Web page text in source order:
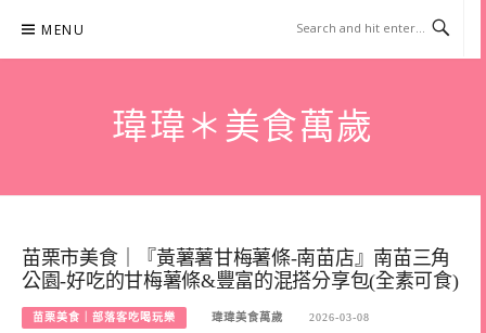
content
MENU
瑋瑋＊美食萬歲
苗栗市美食｜『黃薯薯甘梅薯條-南苗店』南苗三角
公園-好吃的甘梅薯條&豐富的混搭分享包(全素可食)
苗栗美食｜部落客吃喝玩樂 瑋瑋美食萬歲 2026-03-08